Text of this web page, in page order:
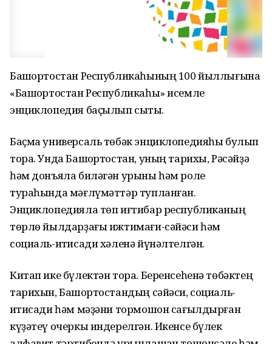
Башҡортостан Республикаһының 100 йыллығына
«Башҡортостан Республикаһы» исемле
энциклопедия баҫылып сыҡты.
Баҫма универсаль төбәк энциклопедияһы булып
тора. Унда Башҡортостан, уның тарихы, Рәсәйҙә
һәм донъяла биләгән урыны һәм роле
тураһында мәғлүмәттәр тупланған.
Энциклопедияла төп иғтибар республиканың
төрлө йылдарҙағы ижтимағи-сәйәси һәм
социаль-иҡтисади хәленә йүнәлтелгән.
Китап ике бүлектән тора. Беренсеһенә төбәктең
тарихын, Башҡортостандың сәйәси, социаль-
иҡтисади һәм мәҙәни тормошон сағылдырған
күҙәтеү очеркы индерелгән. Икенсе бүлек